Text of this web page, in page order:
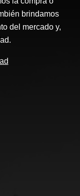
brindamos
del mercado y,